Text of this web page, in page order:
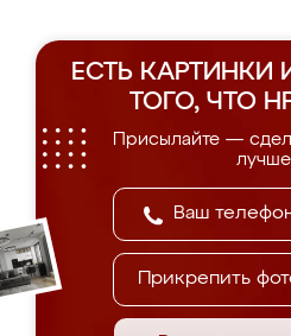
ЕСТЬ КАРТИНКИ
ТОГО, ЧТО
Присылайте —
Прикрепить